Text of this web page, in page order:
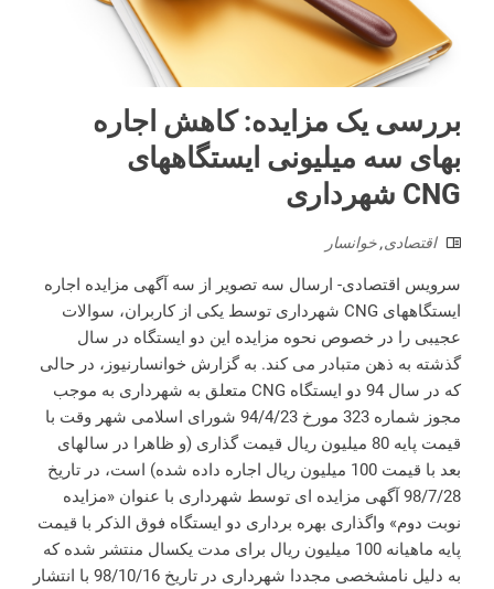
بررسی یک مزایده: کاهش اجاره
بهای سه میلیونی ایستگاههای
CNG شهرداری
اقتصادی,خوانسار
سرویس اقتصادی- ارسال سه تصویر از سه آگهی مزایده اجاره
ایستگاههای CNG شهرداری توسط یکی از کاربران، سوالات
عجیبی را در خصوص نحوه مزایده این دو ایستگاه در سال
گذشته به ذهن متبادر می کند. به گزارش خوانسارنیوز، در حالی
که در سال 94 دو ایستگاه CNG متعلق به شهرداری به موجب
مجوز شماره 323 مورخ 94/4/23 شورای اسلامی شهر وقت با
قیمت پایه 80 میلیون ریال قیمت گذاری (و ظاهرا در سالهای
بعد با قیمت 100 میلیون ریال اجاره داده شده) است، در تاریخ
98/7/28 آگهی مزایده ای توسط شهرداری با عنوان «مزایده
نوبت دوم» واگذاری بهره برداری دو ایستگاه فوق الذکر با قیمت
پایه ماهیانه 100 میلیون ریال برای مدت یکسال منتشر شده که
به دلیل نامشخصی مجددا شهرداری در تاریخ 98/10/16 با انتشار